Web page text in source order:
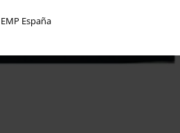
EMP España